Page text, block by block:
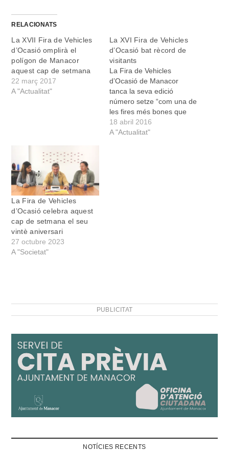
RELACIONATS
La XVII Fira de Vehicles
d’Ocasió omplirà el
polígon de Manacor
aquest cap de setmana
22 març 2017
A "Actualitat"
La XVI Fira de Vehicles
d’Ocasió bat rècord de
visitants
La Fira de Vehicles
d’Ocasió de Manacor
tanca la seva edició
número setze “com una de
les fires més bones que
recordam, no sabem
quanta gent ha vengut
18 abril 2016
A "Actualitat"
La Fira de Vehicles
d’Ocasió celebra aquest
cap de setmana el seu
vintè aniversari
27 octubre 2023
A "Societat"
PUBLICITAT
NOTÍCIES RECENTS